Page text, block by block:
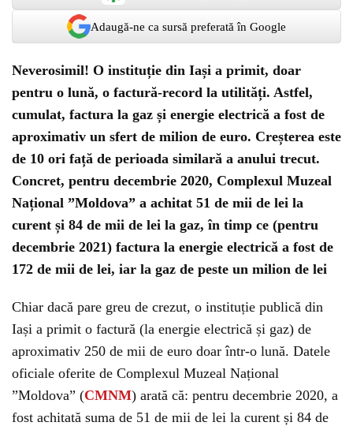
Adaugă-ne ca sursă preferată în Google
Neverosimil! O instituție din Iași a primit, doar
pentru o lună, o factură-record la utilități. Astfel,
cumulat, factura la gaz și energie electrică a fost de
aproximativ un sfert de milion de euro. Creșterea este
de 10 ori față de perioada similară a anului trecut.
Concret, pentru decembrie 2020, Complexul Muzeal
Național ”Moldova” a achitat 51 de mii de lei la
curent și 84 de mii de lei la gaz, în timp ce (pentru
decembrie 2021) factura la energie electrică a fost de
172 de mii de lei, iar la gaz de peste un milion de lei
Chiar dacă pare greu de crezut, o instituție publică din
Iași a primit o factură (la energie electrică și gaz) de
aproximativ 250 de mii de euro doar într-o lună. Datele
oficiale oferite de Complexul Muzeal Național
”Moldova” (CMNM) arată că: pentru decembrie 2020, a
fost achitată suma de 51 de mii de lei la curent și 84 de